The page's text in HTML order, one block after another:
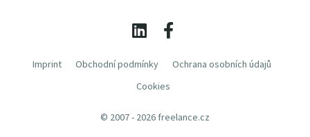
Imprint Obchodní podmínky
Ochrana osobních údajů
Cookies
© 2007 - 2026 freelance.cz